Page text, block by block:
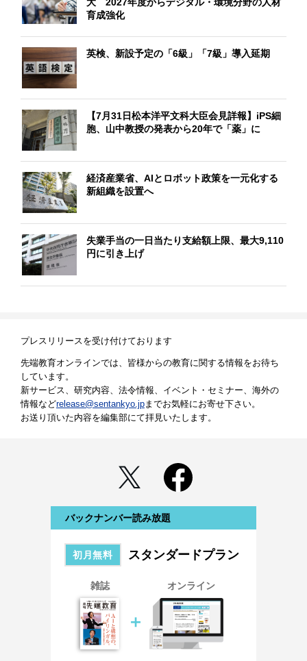
育成強化
英検、新設予定の「6級」「7級」導入延期
【7月31日松本洋平文科大臣会見詳報】iPS細
胞、山中教授の発表から20年で「薬」に
経済産業省、AIとロボット政策を一元化する
新組織を設置へ
失業手当の一日当たり支給額上限、最大9,110
円に引き上げ
プレスリリースを受け付けております
先端教育オンラインでは、皆様からの教育に関する情報をお待ち
しています。
新サービス、研究内容、法令情報、イベント・セミナー、海外の
情報などrelease@sentankyo.jp までお気軽にお寄せ下さい。
お送り頂いた内容を編集部にて拝見いたします。
バックナンバー読み放題
初月無料 スタンダードプラン
雑誌
＋
オンライン